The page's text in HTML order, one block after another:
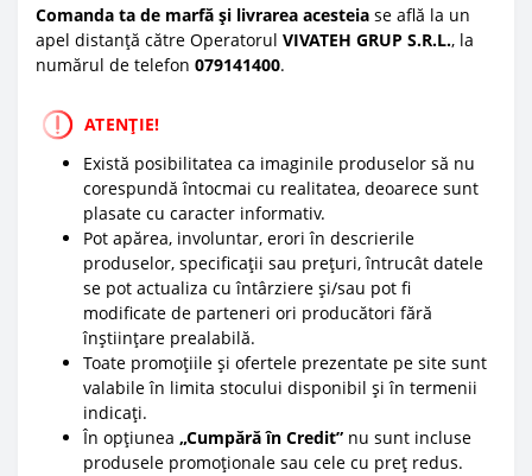
Comanda ta de marfă și livrarea acesteia se află la un
apel distanță către Operatorul VIVATEH GRUP S.R.L., la
numărul de telefon 079141400.
ATENȚIE!
Există posibilitatea ca imaginile produselor să nu
corespundă întocmai cu realitatea, deoarece sunt
plasate cu caracter informativ.
Pot apărea, involuntar, erori în descrierile
produselor, specificații sau prețuri, întrucât datele
se pot actualiza cu întârziere și/sau pot fi
modificate de parteneri ori producători fără
înștiințare prealabilă.
Toate promoțiile și ofertele prezentate pe site sunt
valabile în limita stocului disponibil și în termenii
indicați.
În opțiunea „Cumpără în Credit” nu sunt incluse
produsele promoționale sau cele cu preț redus.